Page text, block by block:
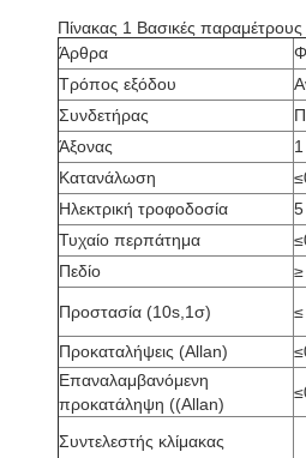
Πίνακας 1 Βασικές
Άρθρα
Τρόπος εξόδου
Συνδετήρας
Άξονας
1
Κατανάλωση
Ηλεκτρική τροφοδοσία
Τυχαίο περπάτημα
Πεδίο
Προστασία (10s,1σ) ≤
Προκαταλήψεις (Allan)
Επαναλαμβανόμενη
προκατάληψη ((Allan)
Συντελεστής κλίμακας